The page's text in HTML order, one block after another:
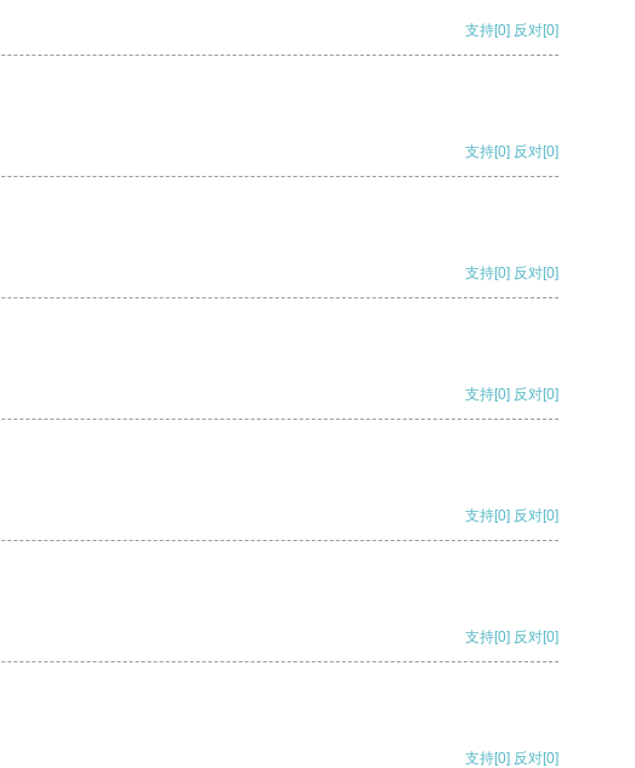
支持[0] 反对[0]
支持[0] 反对[0]
支持[0] 反对[0]
支持[0] 反对[0]
支持[0] 反对[0]
支持[0] 反对[0]
支持[0] 反对[0]